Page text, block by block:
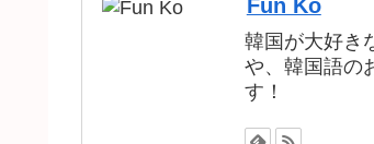
Fun Ko
韓国が大好き
や、韓国語の
す！